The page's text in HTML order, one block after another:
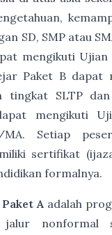
SD, SMP atau
mengikuti Ujian
Paket B dapat
tingkat SLTP
mengikuti
MA. Setiap
sertifikat
formalnya.
A adalah
jalur nonformal